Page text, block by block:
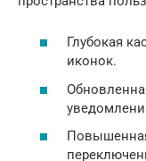
Глубокая
иконок.